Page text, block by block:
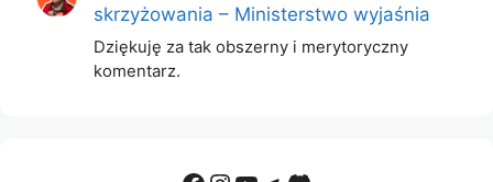
skrzyżowania – Ministerstwo wyjaśnia
Dziękuję za tak obszerny i merytoryczny
komentarz.